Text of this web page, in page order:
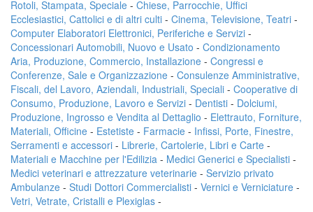
Rotoli, Stampata, Speciale - Chiese, Parrocchie, Uffici
Ecclesiastici, Cattolici e di altri culti - Cinema, Televisione, Teatri -
Computer Elaboratori Elettronici, Periferiche e Servizi -
Concessionari Automobili, Nuovo e Usato - Condizionamento
Aria, Produzione, Commercio, Installazione - Congressi e
Conferenze, Sale e Organizzazione - Consulenze Amministrative,
Fiscali, del Lavoro, Aziendali, Industriali, Speciali - Cooperative di
Consumo, Produzione, Lavoro e Servizi - Dentisti - Dolciumi,
Produzione, Ingrosso e Vendita al Dettaglio - Elettrauto, Forniture,
Materiali, Officine - Estetiste - Farmacie - Infissi, Porte, Finestre,
Serramenti e accessori - Librerie, Cartolerie, Libri e Carte -
Materiali e Macchine per l'Edilizia - Medici Generici e Specialisti -
Medici veterinari e attrezzature veterinarie - Servizio privato
Ambulanze - Studi Dottori Commercialisti - Vernici e Verniciature -
Vetri, Vetrate, Cristalli e Plexiglas -